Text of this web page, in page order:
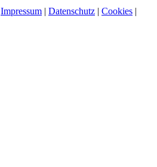
Impressum | Datenschutz | Cookies |